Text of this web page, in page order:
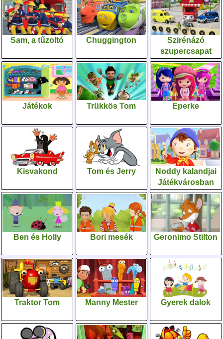
Sam, a tűzoltó Chuggington
Szirénázó
szupercsapat
Játékok Trükkös Tom Eperke
Kisvakond Tom és Jerry
Noddy kalandjai
Játékvárosban
Ben és Holly Bori mesék Geronimo Stilton
Traktor Tom Manny Mester Gyerek dalok